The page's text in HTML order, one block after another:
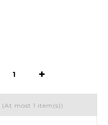
(At most 1 item(s))